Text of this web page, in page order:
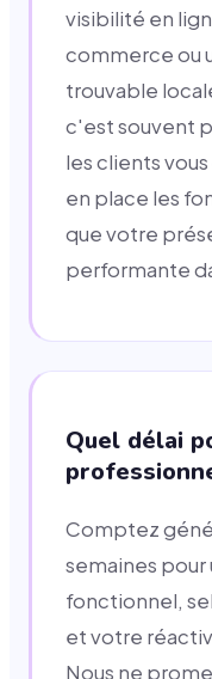
visibilité en
commerce ou
trouvable
c'est souvent
les clients
en place les
que votre
performante
Quel délai
Comptez
semaines
fonctionnel,
et votre
Nous ne